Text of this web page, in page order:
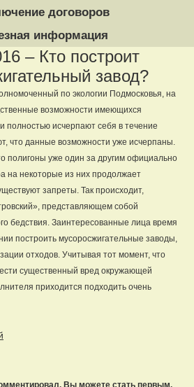
договоров
информация
– Кто построит
завод?
по экологии Подмосковья, на
возможности имеющихся
полностью исчерпают себя в течение
что данные возможности уже исчерпаны.
полигоны уже один за другим официально
на некоторые из них продолжает
запреты. Так происходит,
представляющем собой
бедствия. Заинтересованные лица время
построить мусоросжигательные заводы,
отходов. Учитывая тот момент, что
существенный вред окружающей
приходится подходить очень
Вы можете стать первым.